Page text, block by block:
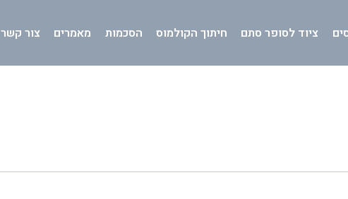
ציוד לסופר סתם חיתוך הקולמוס הסכמות מאמרים צור קשר